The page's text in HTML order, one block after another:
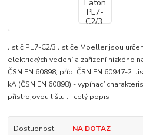
Jistič PL7-C2/3 Jističe Moeller jsou
elektrických vedení a zařízení nízkého
ČSN EN 60898, příp. ČSN EN 60947-2.
kA (ČSN EN 60898) - vypínací
přístrojovou lištu ... celý popis
Dostupnost
NA DOTAZ